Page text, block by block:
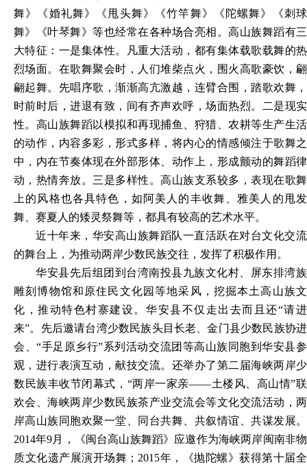
舞》《婚礼舞》《甩头舞》《竹竿舞》《陀螺舞》《刺球
舞》《叶琴舞》等也经常在各种场合亮相。高山族舞蹈有三
大特征：一是集体性。凡重大活动，都有集体载歌载舞的热
烈场面。在歌舞聚会时，人们堆柴点火，围火高歌豪饮，翩
翩起舞。先唱序歌，渐渐高亢激越，连臂合围，踏歌欢舞，
时前时后，进退有致，间有齐声欢呼，场面热烈。二是现实
性。高山族舞蹈以模拟和再现捕鱼、狩猎、农耕等生产生活
的动作，内容多彩，形式多样，将内心的情感倾注于歌舞之
中，内在节奏体现在外部形体、动作上，形成颤动的舞蹈律
动，热情奔放。三是多样性。高山族支系较多，表现在歌舞
上的风格也各具特色，如阿美人的丰收舞、雅美人的甩发
舞、赛夏人的矮灵祭舞等，都具有较高的艺术水平。
近十年来，华安高山族舞蹈队一直活跃在对台文化交流
的舞台上，为推动两岸少数民族交往，发挥了积极作用。
华安县先后组团到台湾南投县九族文化村、屏东排湾族
雕刻博物馆和原住民文化园等地采风，挖掘本土高山族文
化，推动特色村寨建设。华安县不仅走出去而且还“请进
来”。先后邀请台湾少数民族头目长老、金门县少数民族协进
会、“手足原乡行”系列活动交流团等高山族同胞到华安县参
观，进行表演互动，献技交流。还举办了第二届海峡两岸少
数民族丰收节闭幕式，“两岸一家亲——土楼风、高山情”联
欢会、海峡两岸少数民族茶产业交流会等文化交流活动，两
岸高山族同胞欢聚一堂、同台共舞、共叙情谊、共谋发展。
2014年9月，《闽台高山族舞蹈》应邀作为海峡两岸闽南非物
质文化遗产展演开场舞；2015年，《抛陀螺》获得第十届全